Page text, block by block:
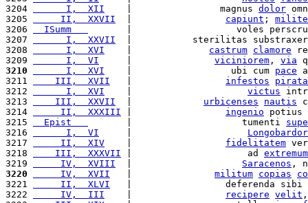
3204
      I,  XII
    |                magnus
dolor
3205
     II,  XXVII
capiunt ;
3206
  ISumm
|                   voles
3207
      I,  XXVII
|           sterilitas
3208
      I,  XVI
castrum clamore
3209
      I,  VI
viciniorem , via
3210
      I,  XVI
    |                  ubi cum
pace
3211
    III,  XVII
infestos
3212
      I,  XVI
victus
3213
    III,  XXVII
urbicenses nautis
3214
     II,  XXXIII
ingenio potius
3215
  Epist
       |                    tumenti
3216
      I,  VI
3217
     II,  XIV
fidelitatem
3218
    III,  XXXVII
|                     ad extremum
3219
     IV,  XVIII
Saracenos ,
3220
     IV,  XVII
militum copias
3221
     II,  XLVI
   |                 deferenda sibi
3222
     IV,  III
recipere velit